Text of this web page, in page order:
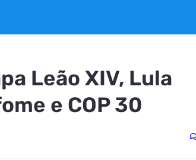
Leão XIV, Lula
e COP 30